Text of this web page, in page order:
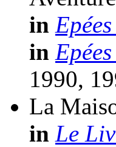
in
in
1990,
La
in Le